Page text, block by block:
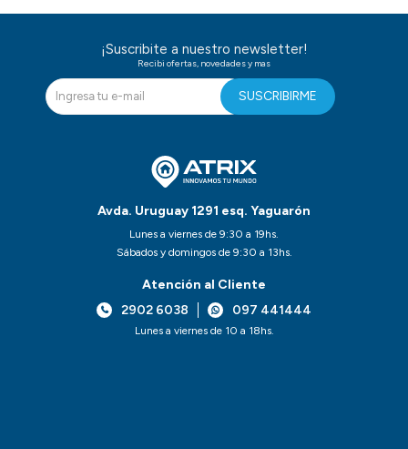
Avda. Uruguay 1291 esq. Yaguarón
Lunes a viernes de 9:30 a 19hs.
Sábados y domingos de 9:30 a 13hs.
Atención al Cliente
2902 6038
097 441444
Lunes a viernes de 10 a 18hs.
¡Suscribite a nuestro newsletter!
Recibi ofertas, novedades y mas
SUSCRIBIRME